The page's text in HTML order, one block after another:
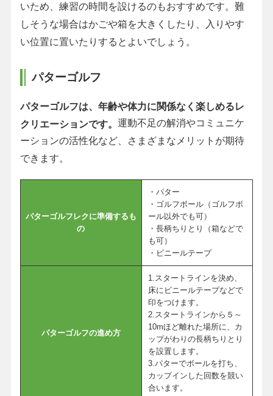
いため、練習の時間を設けるのもおすすめです。難
しそうな場合はかごや箱を大きくしたり、入りやす
い位置に置いたりするとよいでしょう。
パターゴルフ
パターゴルフは、年齢や体力に関係なく楽しめるレ
クリエーションです。 運動不足の解消やコミュニケ
ーションの活性化など、さまざまなメリットが期待
できます。
パターゴルフレクに準備するも
の
・パター
・ゴルフボール（ゴルフボ
ール以外でも可）
・長柄ちりとり（箱などで
も可）
・ビニールテープ
パターゴルフの進め方
1.スタートラインを決め、
床にビニールテープなどで
印をつけます。
2.スタートラインから５～
10mほど離れた場所に、カ
ップがわりの長柄ちりとり
を設置します。
3.パターでボールを打ち、
カップインした回数を競い
合います。